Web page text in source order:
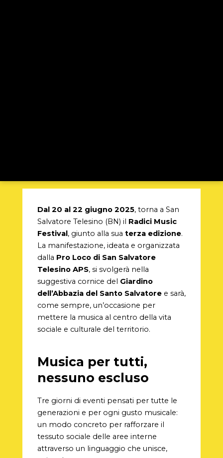
Dal 20 al 22 giugno 2025, torna a San
Salvatore Telesino (BN) il Radici Music
Festival, giunto alla sua terza edizione.
La manifestazione, ideata e organizzata
dalla Pro Loco di San Salvatore
Telesino APS, si svolgerà nella
suggestiva cornice del Giardino
dell’Abbazia del Santo Salvatoree sarà,
come sempre, un’occasione per
mettere la musica al centro della vita
sociale e culturale del territorio.
Musica per tutti,
nessuno escluso
Tre giorni di eventi pensati per tutte le
generazioni e per ogni gusto musicale:
un modo concreto per rafforzare il
tessuto sociale delle aree interne
attraverso un linguaggio che unisce,